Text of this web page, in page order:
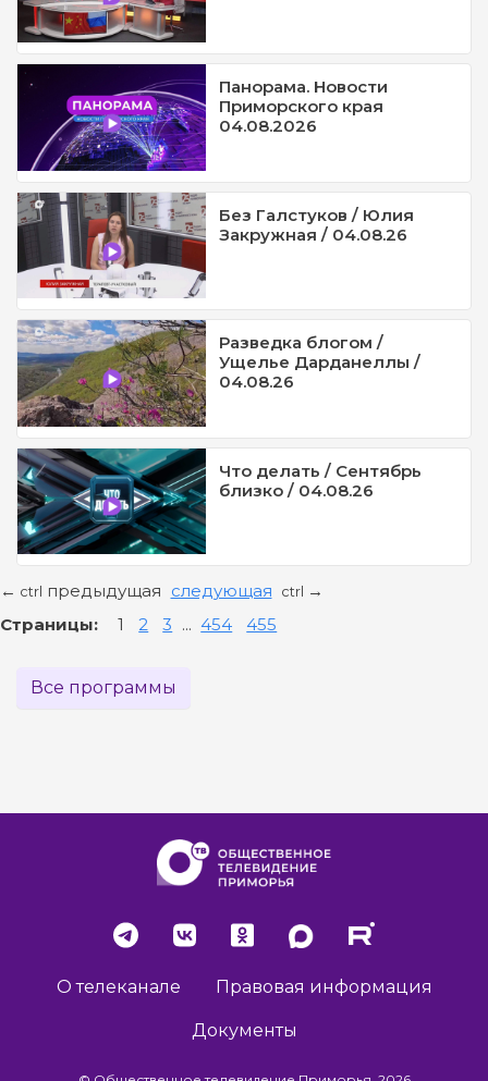
Панорама. Новости
Приморского края
04.08.2026
Без Галстуков / Юлия
Закружная / 04.08.26
Разведка блогом /
Ущелье Дарданеллы /
04.08.26
Что делать / Сентябрь
близко / 04.08.26
← ctrl предыдущая следующая ctrl →
Страницы: 1 2 3 ... 454 455
Все программы
О телеканале Правовая информация
Документы